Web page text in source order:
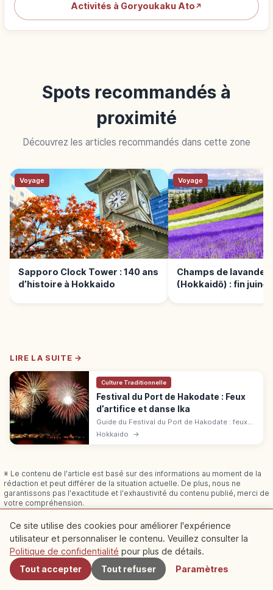
Activités à Goryoukaku Ato ↗
Spots recommandés à
proximité
Découvrez les articles recommandés dans cette zone
Voyage
Sapporo Clock Tower : 140 ans
d’histoire à Hokkaido
Voyage
Champs de lavande
(Hokkaidō) : fin
LIRE LA SUITE →
Culture Traditionnelle
Festival du Port de Hakodate : Feux
d’artifice et danse Ika
Guide du Festival du Port de Hakodate : feux
d'artifice, parade Wasshoi, danse Ika Odori et
Hokkaido →
※ Le contenu de l'article est basé sur des informations au moment de la
rédaction et peut différer de la situation actuelle. De plus, nous ne
garantissons pas l'exactitude et l'exhaustivité du contenu publié, merci de
votre compréhension.
nous pouvons percevoir une commission sur les réservations effectuées
via ces liens.
À proximité
Ce site utilise des cookies pour améliorer l'expérience
utilisateur et personnaliser le contenu. Veuillez consulter la
Politique de confidentialité pour plus de détails.
Tout accepter
Tout refuser Paramètres